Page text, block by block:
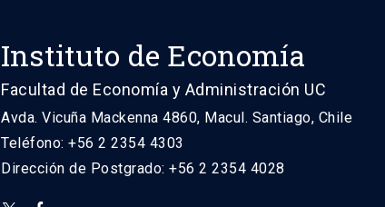
Instituto de Economía
Facultad de Economía y Administración UC
Avda. Vicuña Mackenna 4860, Macul. Santiago, Chile
Teléfono: +56 2 2354 4303
Dirección de Postgrado: +56 2 2354 4028